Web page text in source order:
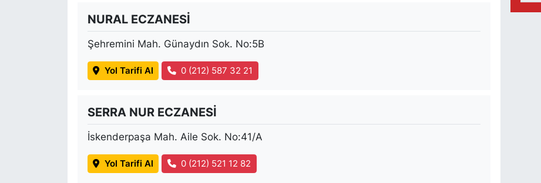
NURAL ECZANESİ
Şehremini Mah. Günaydın Sok. No:5B
Yol Tarifi Al 0 (212) 587 32 21
SERRA NUR ECZANESİ
İskenderpaşa Mah. Aile Sok. No:41/A
Yol Tarifi Al 0 (212) 521 12 82